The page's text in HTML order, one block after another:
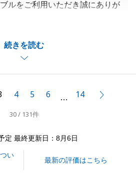
続きを読む
ルをご利用いただき誠にありが
思います。
葉大変嬉しく思います。ありが
生などのご紹介をさせていただ
思っております。
4 5 6 … 14
30 / 131件
定 最終更新日：8月6日
い
最新の評価はこちら